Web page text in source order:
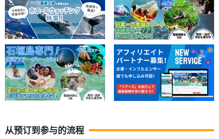
旷野中的满天星斗
天气好的时候，您可以欣赏到从未见过的满天繁星。
这是只有在大自然依然存在的奄美大岛才能看到的美丽夜景。
从预订到参与的流程